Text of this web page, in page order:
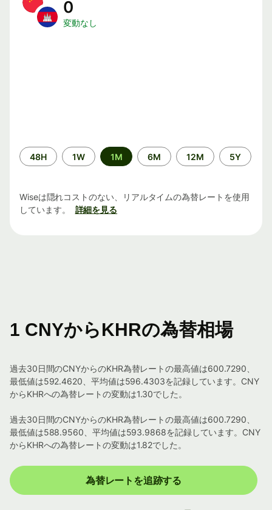
0
変動なし
期
間
48H 1W 1M 6M 12M 5Y
Wiseは隠れコストのない、リアルタイムの為替レートを使用
しています。
詳細を見る
1 CNYからKHRの為替相場
過去30日間のCNYからのKHR為替レートの最高値は600.7290、
最低値は592.4620、平均値は596.4303を記録しています。CNY
からKHRへの為替レートの変動は1.30でした。
過去30日間のCNYからのKHR為替レートの最高値は600.7290、
最低値は588.9560、平均値は593.9868を記録しています。CNY
からKHRへの為替レートの変動は1.82でした。
為替レートを追跡する